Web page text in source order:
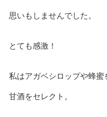
思いもしませんでした。
とても感激！
私はアガベシロップや蜂
甘酒をセレクト。